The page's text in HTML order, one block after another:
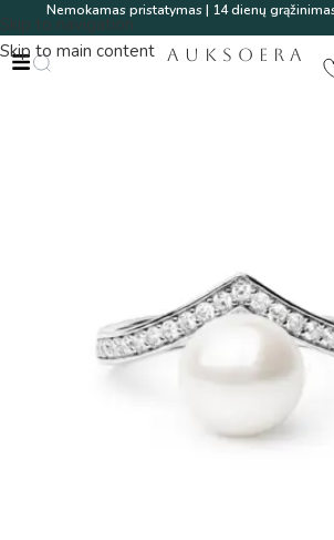
Skip to navigation
Skip to main content
Nemokamas pristatymas | 14 dienų
AUKSOERA